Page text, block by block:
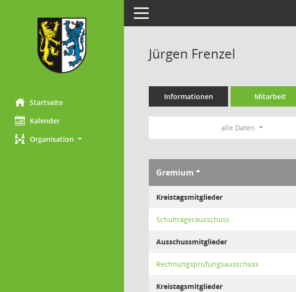
Startseite
Kalender
Organisation
Toggle navigation
Jürgen Frenzel
Informationen Mitarbeit
alle Daten
Gremium
Kreistagsmitglieder
Schulträgerausschuss
Ausschussmitglieder
Rechnungsprüfungsausschuss
Kreistagsmitglieder